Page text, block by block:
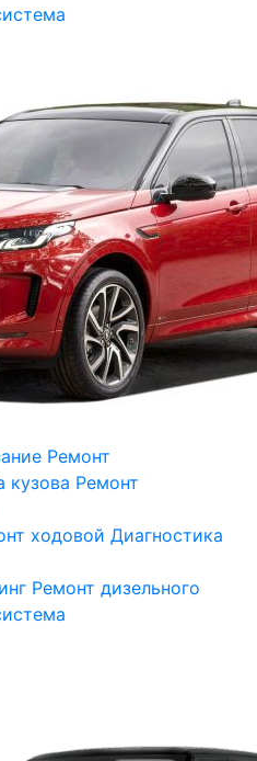
Ремонт
кузова Ремонт
ходовой Диагностика
Ремонт дизельного